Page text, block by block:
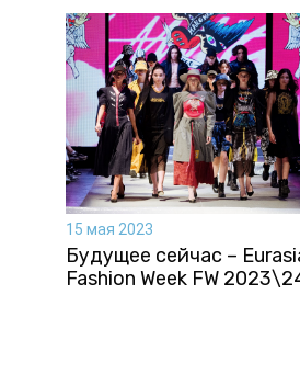
15 мая 2023
Будущее сейчас –
Fashion Week FW